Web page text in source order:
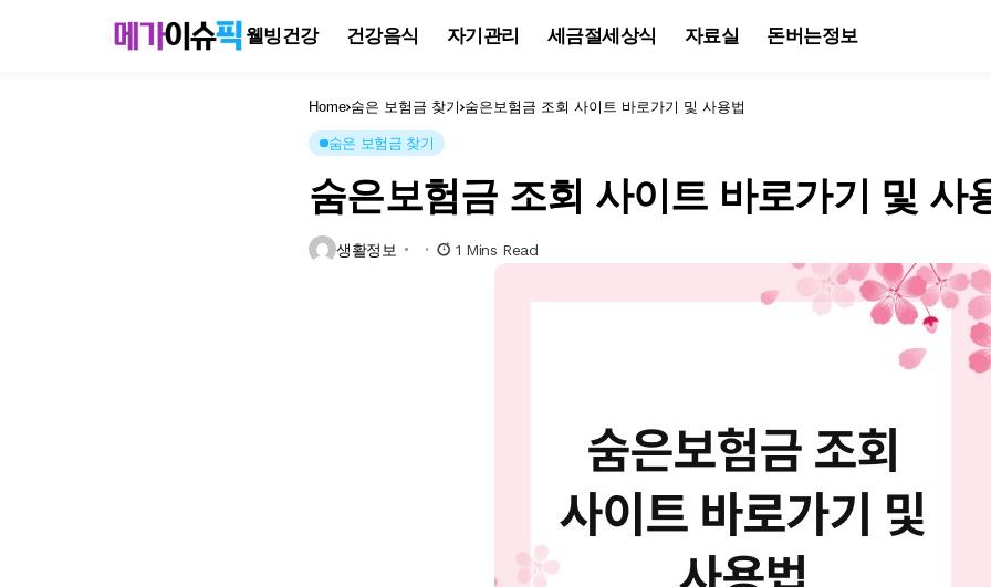
웰빙건강 건강음식 자기관리 세금절세상식 자료실 돈버는정보
Home 숨은 보험금 찾기 숨은보험금 조회 사이트 바로가기 및 사용법
숨은 보험금 찾기
숨은보험금 조회 사이트 바로가기 및 사
생활정보 1 Mins Read